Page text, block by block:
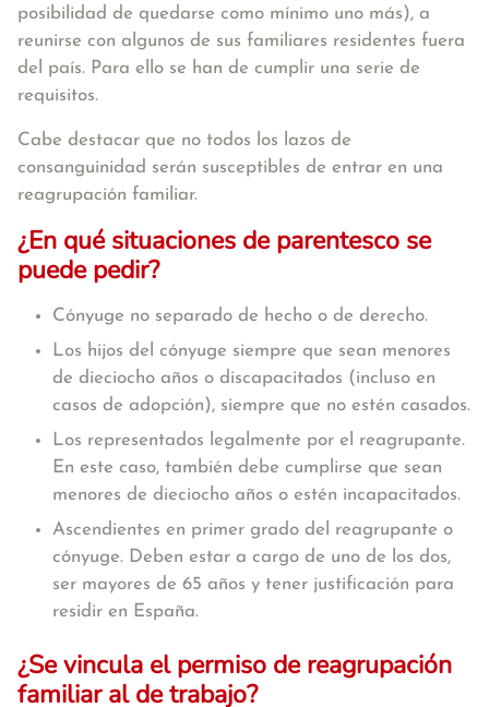
posibilidad de quedarse como mínimo uno más), a
reunirse con algunos de sus familiares residentes fuera
del país. Para ello se han de cumplir una serie de
requisitos.
Cabe destacar que no todos los lazos de
consanguinidad serán susceptibles de entrar en una
reagrupación familiar.
¿En qué situaciones de parentesco se
puede pedir?
Cónyuge no separado de hecho o de derecho.
Los hijos del cónyuge siempre que sean menores
de dieciocho años o discapacitados (incluso en
casos de adopción), siempre que no estén casados.
Los representados legalmente por el reagrupante.
En este caso, también debe cumplirse que sean
menores de dieciocho años o estén incapacitados.
Ascendientes en primer grado del reagrupante o
cónyuge. Deben estar a cargo de uno de los dos,
ser mayores de 65 años y tener justificación para
residir en España.
¿Se vincula el permiso de reagrupación
familiar al de trabajo?